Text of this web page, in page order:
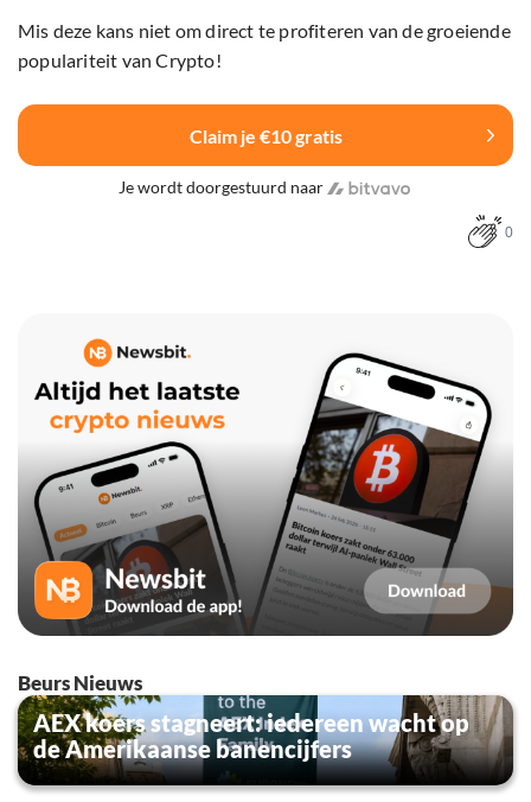
Mis deze kans niet om direct te profiteren van de groeiende
populariteit van Crypto!
Claim je €10 gratis
Je wordt doorgestuurd naar
0
Beurs Nieuws
AEX koers stagneert: iedereen wacht op
de Amerikaanse banencijfers